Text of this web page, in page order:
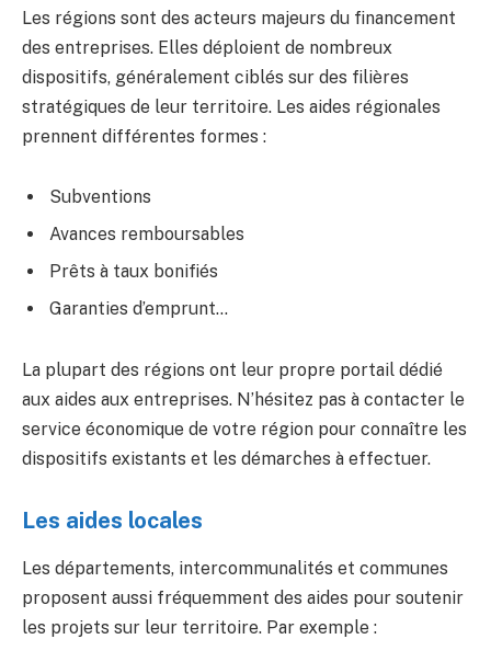
Les régions sont des acteurs majeurs du financement
des entreprises. Elles déploient de nombreux
dispositifs, généralement ciblés sur des filières
stratégiques de leur territoire. Les aides régionales
prennent différentes formes :
Subventions
Avances remboursables
Prêts à taux bonifiés
Garanties d’emprunt…
La plupart des régions ont leur propre portail dédié
aux aides aux entreprises. N’hésitez pas à contacter le
service économique de votre région pour connaître les
dispositifs existants et les démarches à effectuer.
Les aides locales
Les départements, intercommunalités et communes
proposent aussi fréquemment des aides pour soutenir
les projets sur leur territoire. Par exemple :